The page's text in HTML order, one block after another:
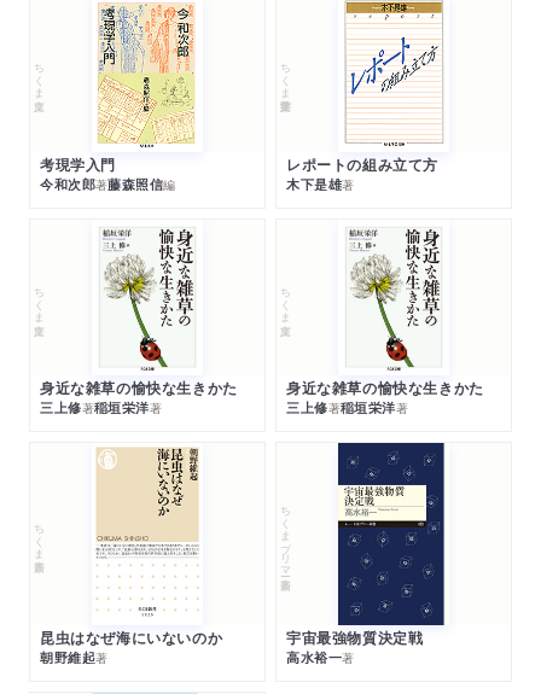
ちくま文庫
考現学入門
今和次郎著藤森照信編
ちくま学芸文庫
レポートの組み立て方
木下是雄著
ちくま文庫
身近な雑草の愉快な生きかた
三上修著稲垣栄洋著
ちくま文庫
身近な雑草の愉快な生きかた
三上修著稲垣栄洋著
ちくま新書
昆虫はなぜ海にいないのか
朝野維起著
ちくまプリマー新書
宇宙最強物質決定戦
高水裕一著